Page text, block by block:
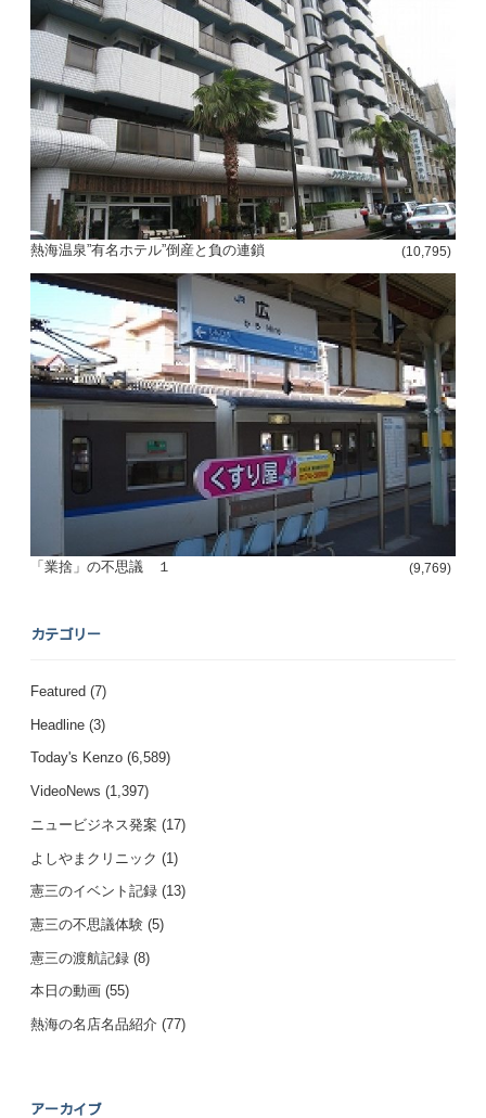
熱海温泉”有名ホテル”倒産と負の連鎖 (10,795)
「業捨」の不思議 １ (9,769)
カテゴリー
Featured (7)
Headline (3)
Today's Kenzo (6,589)
VideoNews (1,397)
ニュービジネス発案 (17)
よしやまクリニック (1)
憲三のイベント記録 (13)
憲三の不思議体験 (5)
憲三の渡航記録 (8)
本日の動画 (55)
熱海の名店名品紹介 (77)
アーカイブ